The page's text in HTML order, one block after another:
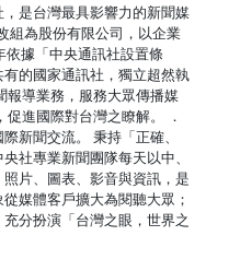
是台灣最具影響力的新聞媒
組為股份有限公司，以企業
據「中央通訊社設置條
的國家通訊社，獨立超然執
報導業務，服務大眾傳播媒
進國際對台灣之瞭解。 ．
新聞交流。 秉持「正確、
社專業新聞團隊每天以中、
片、圖表、影音與資訊，是
媒體客戶擴大為閱聽大眾；
分扮演「台灣之眼，世界之